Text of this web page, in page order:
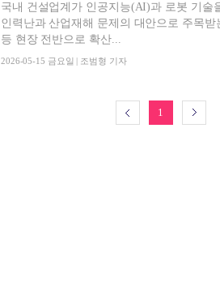
국내 건설업계가 인공지능(AI)과 로봇 기술
인력난과 산업재해 문제의 대안으로 주목
등 현장 전반으로 확산...
2026-05-15 금요일 | 조범형 기자
1